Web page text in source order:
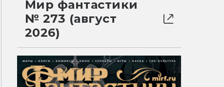
Мир фантастики
№ 273 (август
2026)